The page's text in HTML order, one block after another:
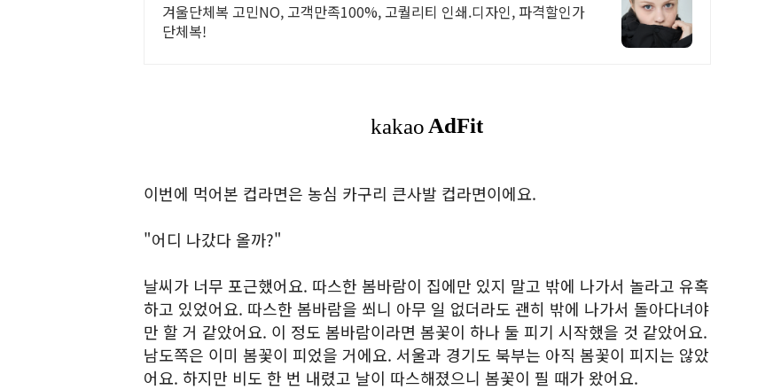
겨울단체복 고민NO, 고객만족100%, 고퀄리티 인쇄.디자인, 파격할인가
단체복!
이번에 먹어본 컵라면은 농심 카구리 큰사발 컵라면이에요.
"어디 나갔다 올까?"
날씨가 너무 포근했어요. 따스한 봄바람이 집에만 있지 말고 밖에 나가서 놀라고 유혹
하고 있었어요. 따스한 봄바람을 쐬니 아무 일 없더라도 괜히 밖에 나가서 돌아다녀야
만 할 거 같았어요. 이 정도 봄바람이라면 봄꽃이 하나 둘 피기 시작했을 것 같았어요.
남도쪽은 이미 봄꽃이 피었을 거에요. 서울과 경기도 북부는 아직 봄꽃이 피지는 않았
어요. 하지만 비도 한 번 내렸고 날이 따스해졌으니 봄꽃이 필 때가 왔어요.